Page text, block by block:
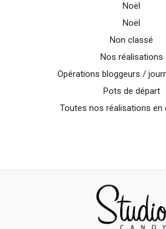
Noël
Noël
Non classé
Nos réalisations
Opérations bloggeurs /
Pots de départ
Toutes nos réalisations en